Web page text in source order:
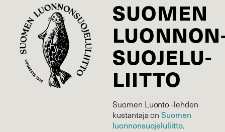
SUOMEN
SUOJELU­
LIITTO
Suomen Luonto -lehden
kustantaja onSuomen
luonnonsuojelu­liitto.